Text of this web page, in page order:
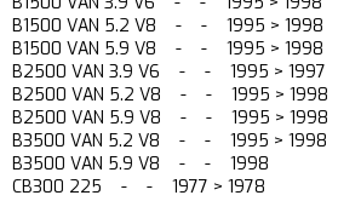
B1500 VAN 5.2 V8 - - 1995 > 1998
B1500 VAN 5.9 V8 - - 1995 > 1998
B2500 VAN 3.9 V6 - - 1995 > 1997
B2500 VAN 5.2 V8 - - 1995 > 1998
B2500 VAN 5.9 V8 - - 1995 > 1998
B3500 VAN 5.2 V8 - - 1995 > 1998
B3500 VAN 5.9 V8 - - 1998
CB300 225 - - 1977 > 1978